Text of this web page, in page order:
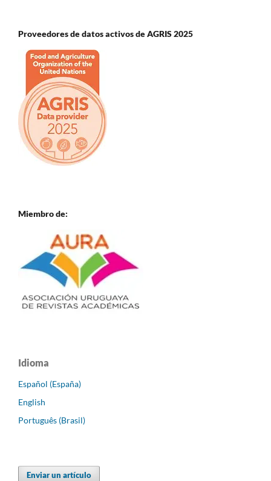
Proveedores de datos activos de AGRIS 2025
Miembro de:
Idioma
Español (España)
English
Português (Brasil)
Enviar un artículo